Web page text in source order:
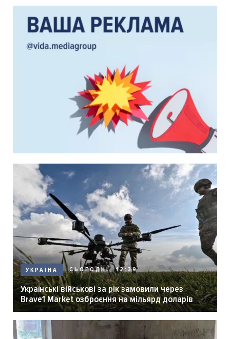
УКРАЇНА СЬОГОДНІ, 12:39
Українські військові за рік замовили через
Brave1 Market озброєння на мільярд доларів